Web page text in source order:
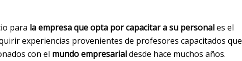
para la empresa que opta por capacitar a su personales el
experiencias provenientes de profesores capacitados que
con el mundo empresarialdesde hace muchos años.